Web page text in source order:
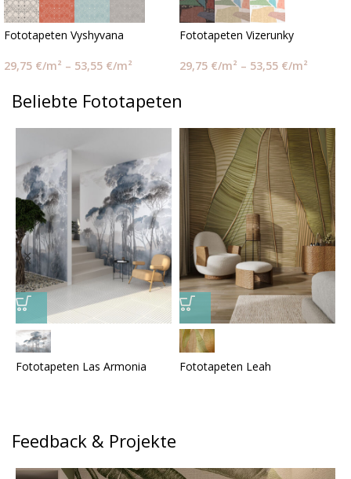
Fototapeten Vyshyvana
29,75 €/m² – 53,55 €/m²
Fototapeten Vizerunky
29,75 €/m² – 53,55 €/m²
Beliebte Fototapeten
Fototapeten Las Armonia Fototapeten Leah
Feedback & Projekte